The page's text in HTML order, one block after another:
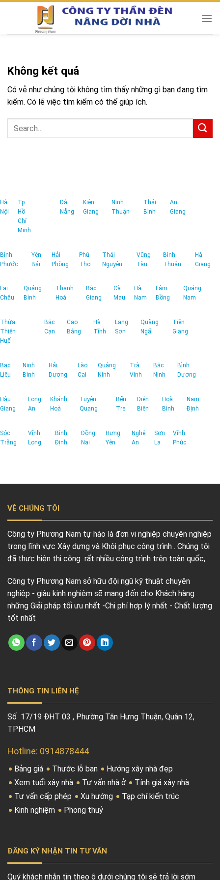
Chuyển
Không kết quả
Có vẻ như chúng tôi không tìm thấy những gì bạn đang tìm
kiếm. Có lẽ việc tìm kiếm có thể giúp ích.
Hà
Nội
Tp.
Hồ
Chí
Minh
Đà
Nẵng
Kiên
Giang
Ninh
Thuận
Thái
Bình
An
Giang
Bình
Phước
Yên
Bái
Hải
Phòng
Phú
Thọ
Thái
Nguyên
Vũng
Tàu
Bình
Thuận
Hà
Giang
Lai
Châu
Quảng
Bình
Thanh
Hoá
Bắc
Giang
Cà
Mau
Hà
Nam
Lâm
Đồng
Quảng
Nam
Thừa
Thiên
Huế
Bắc
Cạn
Cao
Bằng
Hà
Tĩnh
Lạng
Sơn
Quãng
Ngãi
Tiền
Giang
Bạc
Liêu
Ninh
Bình
Hải
Dương
Lào
Cai
Quảng
Ninh
Trà
Vinh
Bắc
Ninh
Bình
Dương
Hậu
Giang
Long
An
Khánh
Hoà
Tuyên
Quang
Bến
Tre
Điện
Biên
Hoà
Bình
Nam
Định
Sóc
Trăng
Vĩnh
Long
Bình
Định
Đồng
Nai
Hưng
Yên
Nghệ
An
Sơn
La
Vĩnh
Phúc
VỀ CHÚNG TÔI
Công ty Phương Nam tự hào là đơn vi nghiệp chuyên nghiệp
trong lĩnh vực Xây dựng và Khôi phục công trình . Chúng tôi
đã thực hiện thi công rất nhiều công trình trên toàn quốc,
Công ty Phương Nam sở hữu đội ngũ kỹ thuật chuyên
nghiệp - giàu kinh nghiệm sẽ mang đến cho Khách hàng
những Giải pháp tối ưu nhất -Chi phí hợp lý nhất - Chất lượng
tốt nhất
THÔNG TIN LIÊN HỆ
Số 17/19 ĐHT 03 , Phường Tân Hưng Thuận, Quận 12,
TPHCM
Hotline: 0914878444
Bảng giá Thước lỗ ban
Hướng xây nhà đẹp
Xem tuổi xây nhà
Tư vấn nhà ở
Tính giá xây nhà
Tư vấn cấp phép
Xu hướng
Tạp chí kiến trúc
Kinh nghiệm
Phong thuỷ
ĐĂNG KÝ NHẬN TIN TƯ VẤN
Quý khách nhắn tin theo ô dưới chúng tôi sẽ trả lời sớm